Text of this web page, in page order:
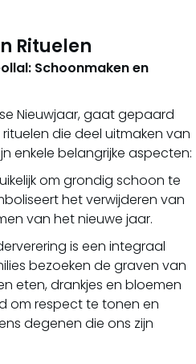
Rituelen
Schoonmaken en
Nieuwjaar, gaat gepaard
die deel uitmaken van
enkele belangrijke aspecten:
om grondig schoon te
het verwijderen van
van het nieuwe jaar.
is een integraal
bezoeken de graven van
eten, drankjes en bloemen
om respect te tonen en
degenen die ons zijn